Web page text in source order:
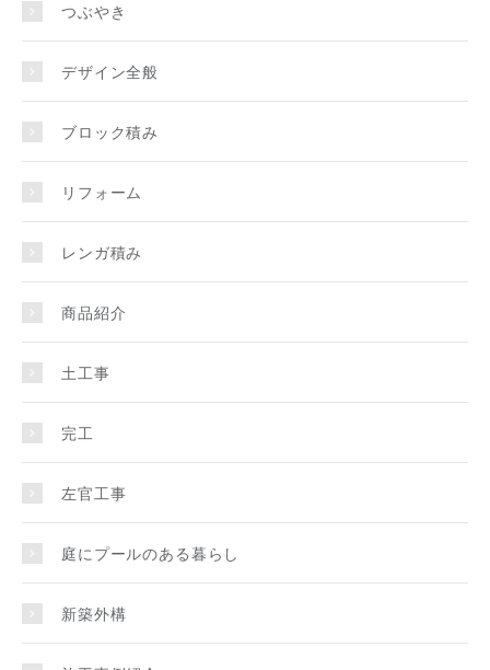
つぶやき
デザイン全般
ブロック積み
リフォーム
レンガ積み
商品紹介
土工事
完工
左官工事
庭にプールのある暮らし
新築外構